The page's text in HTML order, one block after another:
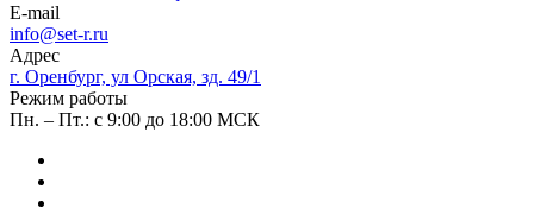
E-mail
info@set-r.ru
Адрес
г. Оренбург, ул Орская, зд. 49/1
Режим работы
Пн. – Пт.: с 9:00 до 18:00 МСК